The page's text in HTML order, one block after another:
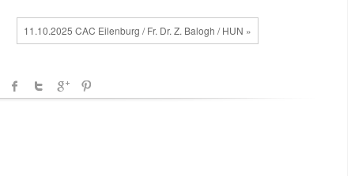
11.10.2025 CAC Eilenburg / Fr. Dr. Z. Balogh / HUN »